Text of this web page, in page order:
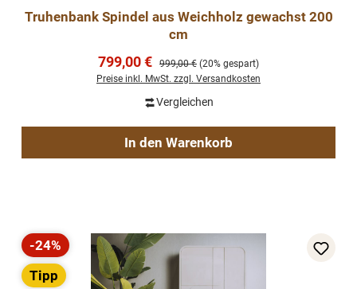
Truhenbank Spindel aus Weichholz gewachst 200
cm
Verkaufspreis:
799,00 € Regulärer Preis:
999,00 € (20% gespart)
Preise inkl. MwSt. zzgl. Versandkosten
Vergleichen
In den Warenkorb
Rabatt
-24%
Tipp